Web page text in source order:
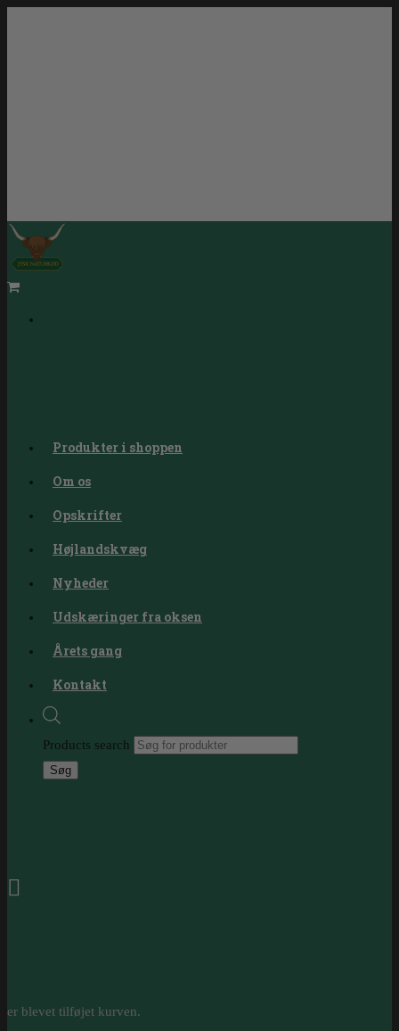
Produkter i shoppen
Om os
Opskrifter
Højlandskvæg
Nyheder
Udskæringer fra oksen
Årets gang
Kontakt
Products search
Søg
er blevet tilføjet kurven.